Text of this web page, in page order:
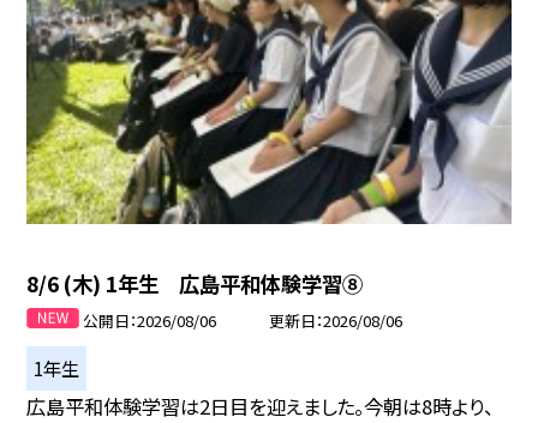
8/6 (木) 1年生 広島平和体験学習⑧
公開日 2026/08/06 更新日 2026/08/06
1年生
広島平和体験学習は2日目を迎えました。今朝は8時より、